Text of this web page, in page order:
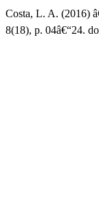
Costa, L. A. (2016)
8(18), p. 04â€“24.